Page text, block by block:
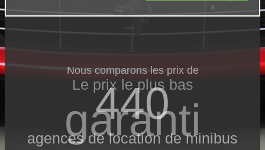
Nous comparons les prix de
440
agences de location de minibus
Le prix le​ plus bas
garanti